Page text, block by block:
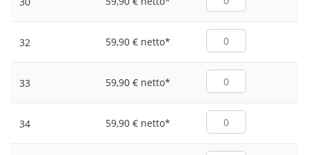
32 59,90 € netto*
33 59,90 € netto*
34 59,90 € netto*